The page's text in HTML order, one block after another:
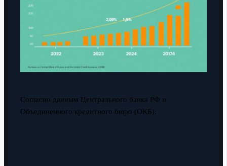
Согласно данным Центрального банка РФ и
Объединенного кредитного бюро (ОКБ):